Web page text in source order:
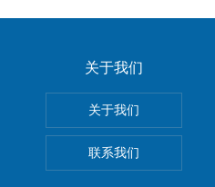
关于我们
关于我们
联系我们